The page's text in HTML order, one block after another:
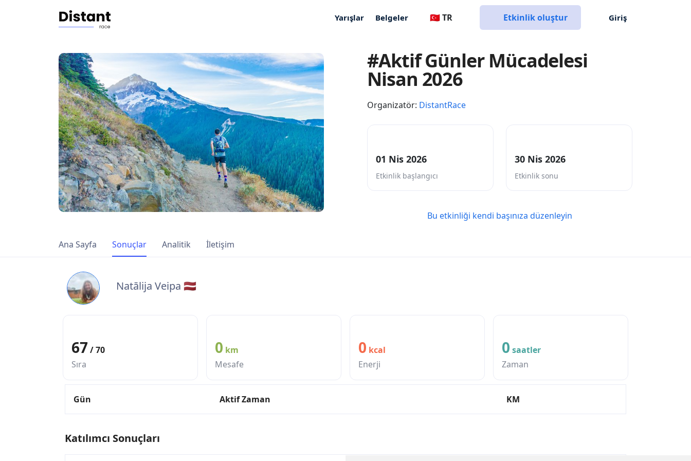
Yarışlar Belgeler 🇹🇷 TR Etkinlik oluştur Giriş
#Aktif Günler Mücadelesi
Nisan 2026
Organizatör: DistantRace
01 Nis 2026
Etkinlik başlangıcı
30 Nis 2026
Etkinlik sonu
Bu etkinliği kendi başınıza düzenleyin
Ana Sayfa Sonuçlar Analitik İletişim
Natālija Veipa 🇱🇻
67 / 70
Sıra
0 km
Mesafe
0 kcal
Enerji
0 saatler
Zaman
Gün Aktif Zaman KM
Katılımcı Sonuçları